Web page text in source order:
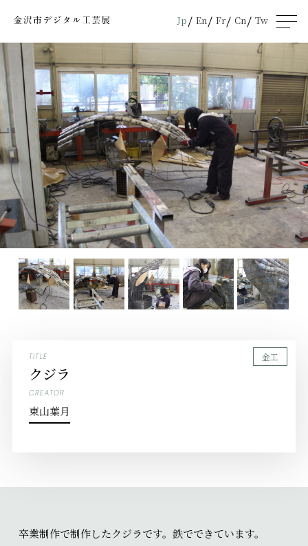
Jp En Fr Cn Tw
men
u
TITLE
クジラ
CREATOR
東山葉月
金工
卒業制作で制作したクジラです。鉄でできています。